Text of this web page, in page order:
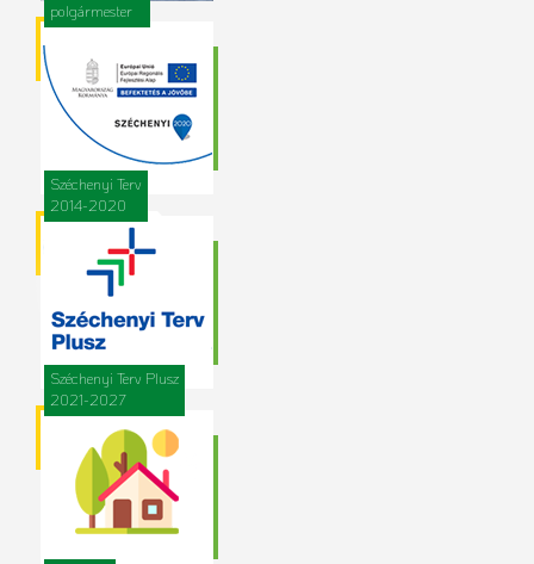
polgármester
Széchenyi Terv
2014-2020
Széchenyi Terv Plusz
2021-2027